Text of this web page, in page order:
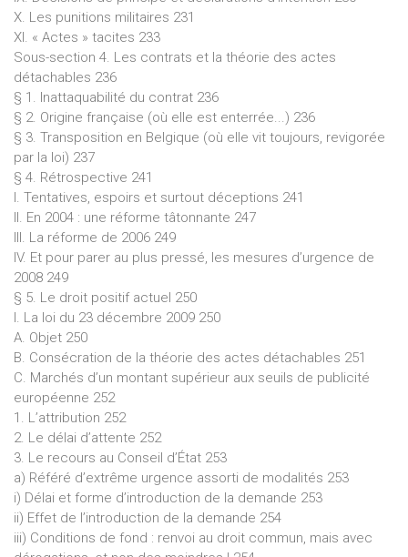
X. Les punitions militaires 231
XI. « Actes » tacites 233
Sous-section 4. Les contrats et la théorie des actes
détachables 236
§ 1. Inattaquabilité du contrat 236
§ 2. Origine française (où elle est enterrée...) 236
§ 3. Transposition en Belgique (où elle vit toujours, revigorée
par la loi) 237
§ 4. Rétrospective 241
I. Tentatives, espoirs et surtout déceptions 241
II. En 2004 : une réforme tâtonnante 247
III. La réforme de 2006 249
IV. Et pour parer au plus pressé, les mesures d’urgence de
2008 249
§ 5. Le droit positif actuel 250
I. La loi du 23 décembre 2009 250
A. Objet 250
B. Consécration de la théorie des actes détachables 251
C. Marchés d’un montant supérieur aux seuils de publicité
européenne 252
1. L’attribution 252
2. Le délai d’attente 252
3. Le recours au Conseil d’État 253
a) Référé d’extrême urgence assorti de modalités 253
i) Délai et forme d’introduction de la demande 253
ii) Effet de l’introduction de la demande 254
iii) Conditions de fond : renvoi au droit commun, mais avec